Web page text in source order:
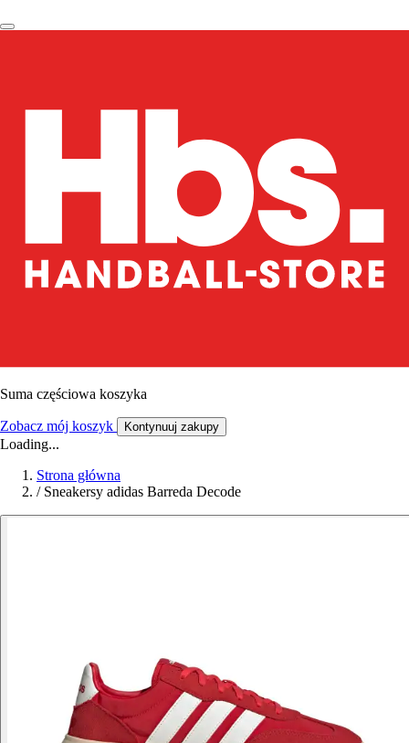
Suma częściowa koszyka
Zobacz mój koszyk Kontynuuj zakupy
Loading...
Strona główna
/ Sneakersy adidas Barreda Decode